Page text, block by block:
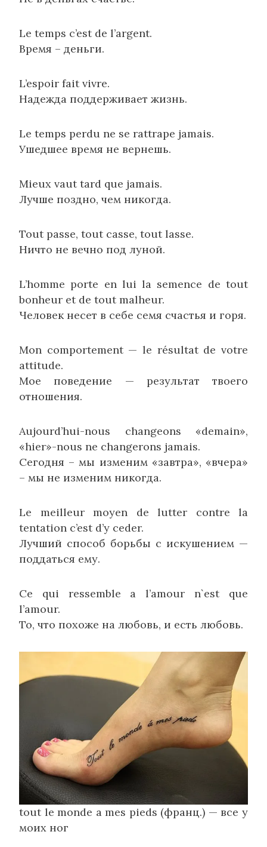
Le temps c’est de l’argent.
Время – деньги.
L’espoir fait vivre.
Надежда поддерживает жизнь.
Le temps perdu ne se rattrape jamais.
Ушедшее время не вернешь.
Mieux vaut tard que jamais.
Лучше поздно, чем никогда.
Tout passe, tout casse, tout lasse.
Ничто не вечно под луной.
L’homme porte en lui la semence de tout
bonheur et de tout malheur.
Человек несет в себе семя счастья и горя.
Mon comportement — le résultat de votre
attitude.
Мое поведение — результат твоего
отношения.
Aujourd’hui-nous changeons «demain»,
«hier»-nous ne changerons jamais.
Сегодня – мы изменим «завтра», «вчера»
– мы не изменим никогда.
Le meilleur moyen de lutter contre la
tentation c’est d’y ceder.
Лучший способ борьбы с искушением —
поддаться ему.
Ce qui ressemble a l’amour n`est que
l’amour.
То, что похоже на любовь, и есть любовь.
tout le monde a mes pieds (франц.) — все у
моих ног